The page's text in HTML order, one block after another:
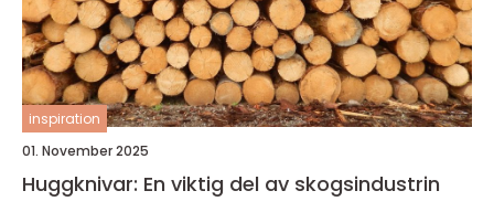
inspiration
01. November 2025
Huggknivar: En viktig del av skogsindustrin